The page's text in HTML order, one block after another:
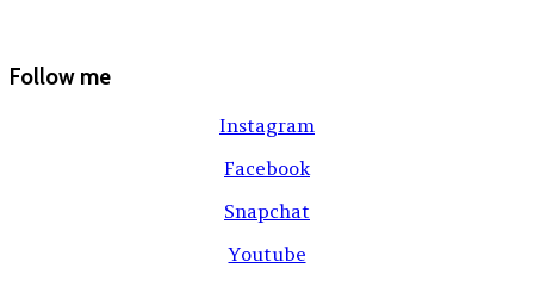
Follow me
Instagram
Facebook
Snapchat
Youtube